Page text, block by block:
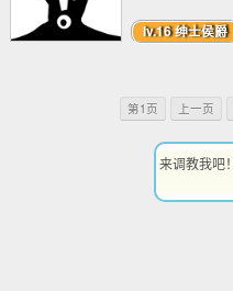
lv.16 绅士侯爵
第1页 上一页
来调教我吧！